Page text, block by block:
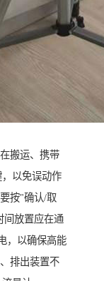
搬运、携带
以免误动作
按"确认/取
间放置应在通
，以确保高能
排出装置不